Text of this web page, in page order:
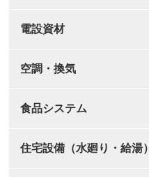
電設資材
空調・換気
食品システム
住宅設備（水廻り・給湯）